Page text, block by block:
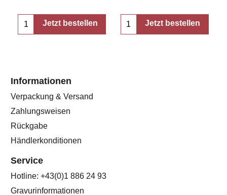
Jetzt bestellen Jetzt bestellen
Informationen
Verpackung & Versand
Zahlungsweisen
Rückgabe
Händlerkonditionen
Service
Hotline: +43(0)1 886 24 93
Gravurinformationen